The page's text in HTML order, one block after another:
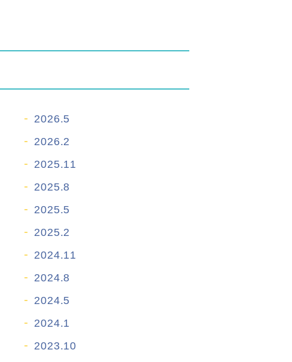
2026.5
2026.2
2025.11
2025.8
2025.5
2025.2
2024.11
2024.8
2024.5
2024.1
2023.10